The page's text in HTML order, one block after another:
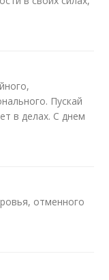
Пускай
в делах. С днем
отменного